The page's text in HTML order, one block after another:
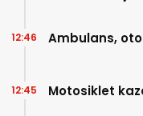
Ambulans,
12:46
Motosiklet
12:45